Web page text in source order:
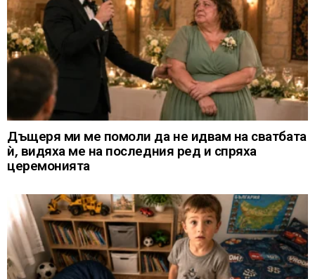
Дъщеря ми ме помоли да не идвам на сватбата
ѝ, видяха ме на последния ред и спряха
церемонията